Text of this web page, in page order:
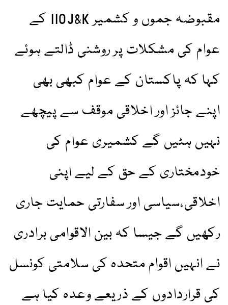
مقبوضہ جموں و کشمیر IIOJ&K کے
عوام کی مشکلات پر روشنی ڈالتے ہوئے
کہا کہ پاکستان کے عوام کبھی بھی
اپنے جائز اور اخلاقی موقف سے پیچھے
نہیں ہٹیں گے کشمیری عوام کی
خودمختاری کے حق کے لیے اپنی
اخلاقی،سیاسی اور سفارتی حمایت جاری
رکھیں گے جیسا کہ بین الاقوامی برادری
نے انہیں اقوام متحدہ کی سلامتی کونسل
کی قراردادوں کے ذریعے وعدہ کیا ہے